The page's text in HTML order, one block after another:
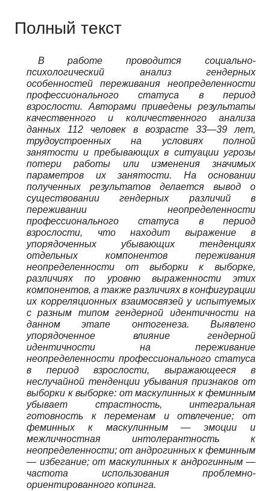
Полный текст
В работе проводится социально-
психологический анализ гендерных
особенностей переживания неопределенности
профессионального статуса в период
взрослости. Авторами приведены результаты
качественного и количественного анализа
данных 112 человек в возрасте 33—39 лет,
трудоустроенных на условиях полной
занятости и пребывающих в ситуации угрозы
потери работы или изменения значимых
параметров их занятости. На основании
полученных результатов делается вывод о
существовании гендерных различий в
переживании неопределенности
профессионального статуса в период
взрослости, что находит выражение в
упорядоченных убывающих тенденциях
отдельных компонентов переживания
неопределенности от выборки к выборке,
различиях по уровню выраженности этих
компонентов, а также различиях в конфигурации
их корреляционных взаимосвязей у испытуемых
с разным типом гендерной идентичности на
данном этапе онтогенеза. Выявлено
упорядоченное влияние гендерной
идентичности на переживание
неопределенности профессионального статуса
в период взрослости, выражающееся в
неслучайной тенденции убывания признаков от
выборки к выборке: от маскулинных к феминным
убывает страстность, интегральная
готовность к переменам и отвлечение; от
феминных к маскулин­ным — эмоции и
межличностная интолерантность к
неопределенности; от ан­дрогинных к феминным
— избегание; от маскулинных к андрогинным —
частота использования проблемно-
ориентированного копинга.